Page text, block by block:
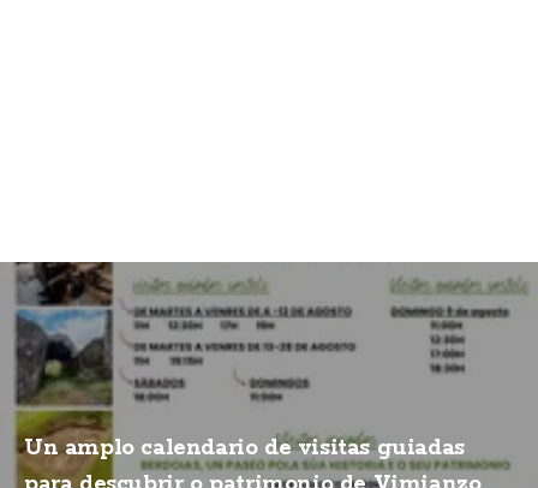
Un amplo calendario de visitas guiadas